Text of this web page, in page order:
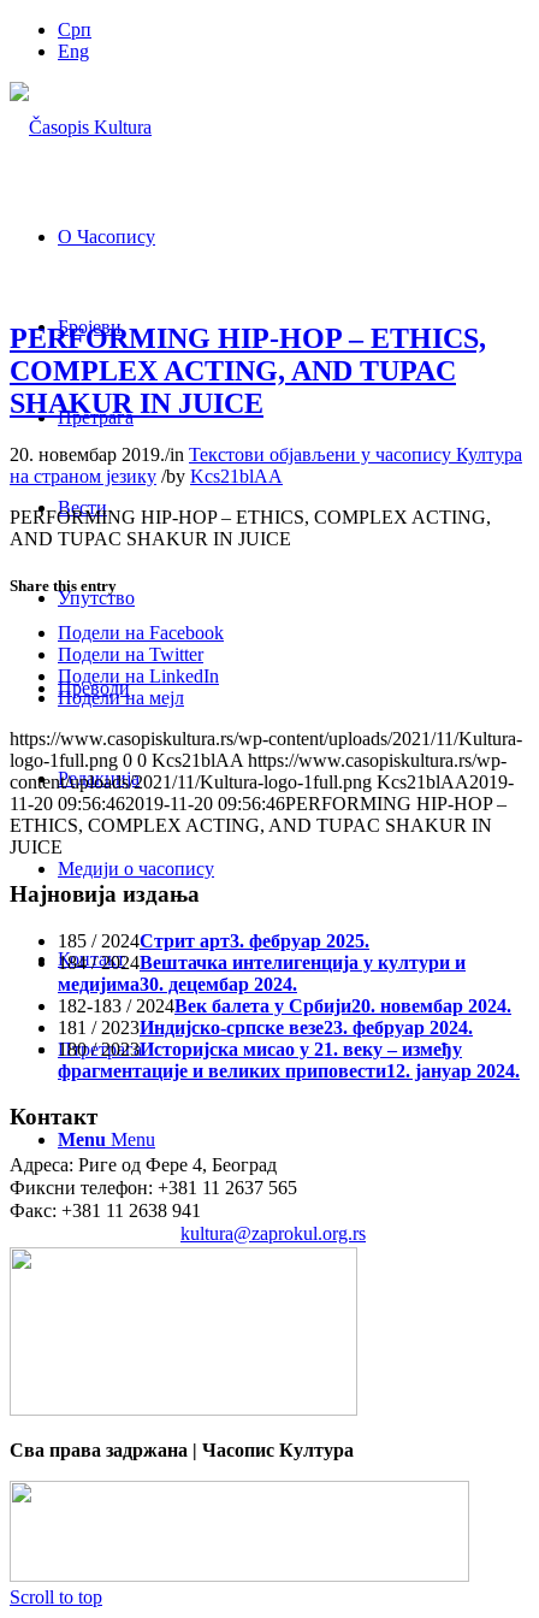
Срп
Eng
О Часопису
Бројеви
Претрага
Вести
Упутство
Преводи
Редакција
Медији о часопису
Контакт
Птретрага
Menu Menu
PERFORMING HIP-HOP – ETHICS,
COMPLEX ACTING, AND TUPAC
SHAKUR IN JUICE
20. новембар 2019./in Текстови објављени у часопису Култура
на страном језику /by Kcs21blAA
PERFORMING HIP-HOP – ETHICS, COMPLEX ACTING,
AND TUPAC SHAKUR IN JUICE
Share this entry
Подели на Facebook
Подели на Twitter
Подели на LinkedIn
Подели на мејл
https://www.casopiskultura.rs/wp-content/uploads/2021/11/Kultura-
logo-1full.png 0 0 Kcs21blAA https://www.casopiskultura.rs/wp-
content/uploads/2021/11/Kultura-logo-1full.png Kcs21blAA2019-
11-20 09:56:462019-11-20 09:56:46PERFORMING HIP-HOP –
ETHICS, COMPLEX ACTING, AND TUPAC SHAKUR IN
JUICE
Најновија издања
185 / 2024Стрит арт3. фебруар 2025.
184 / 2024Вештачка интелигенција у култури и
медијима30. децембар 2024.
182-183 / 2024Век балета у Србији20. новембар 2024.
181 / 2023Индијско-српске везе23. фебруар 2024.
180 / 2023Историјска мисао у 21. веку – између
фрагментације и великих приповести12. јануар 2024.
Контакт
Адреса: Риге од Фере 4, Београд
Фиксни телефон: +381 11 2637 565
Факс: +381 11 2638 941
kultura@zaprokul.org.rs
Сва права задржана | Часопис Култура
Scroll to top